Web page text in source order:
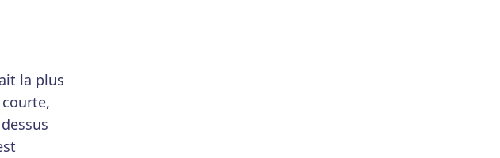
la plus